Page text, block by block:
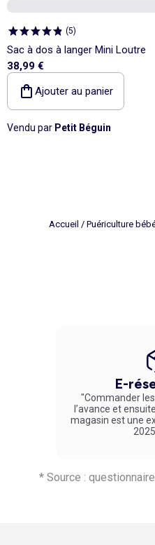
(5)
Sac à dos à langer Mini Loutre
38,99 €
Ajouter au panier
Vendu par Petit Béguin
Accueil / Puériculture
E-
"Commander
l’avance et
magasin est une
un service
* Source :